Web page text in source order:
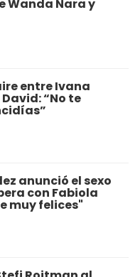
Wanda Nara y
entre Ivana
“No te
anunció el sexo
con Fabiola
muy felices"